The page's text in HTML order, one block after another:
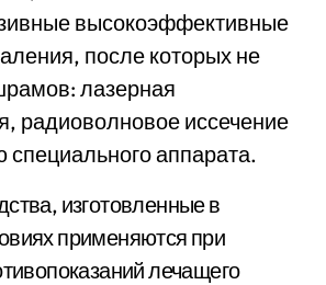
высокоэффективные
после которых не
лазерная
радиоволновое иссечение
аппарата.
изготовленные в
применяются при
лечащего